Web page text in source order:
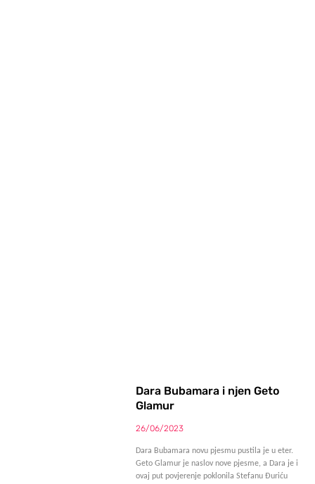
Dara Bubamara i njen Geto
Glamur
26/06/2023
Dara Bubamara novu pjesmu pustila je u eter.
Geto Glamur je naslov nove pjesme, a Dara je i
ovaj put povjerenje poklonila Stefanu Ðuriću